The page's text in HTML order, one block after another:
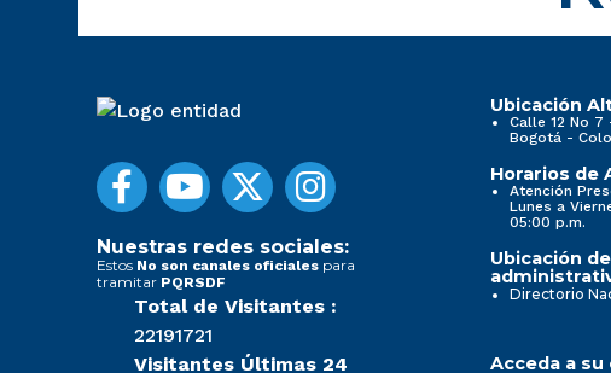
Nuestras redes sociales:
Estos No son canales oficiales para
tramitar PQRSDF
Total de Visitantes :
22191721
Visitantes Últimas 24
Ubicación
Calle 12 No
Bogotá -
Horarios de
Atención
Lunes a
05:00 p.m.
Ubicación
Directorio
Acceda a